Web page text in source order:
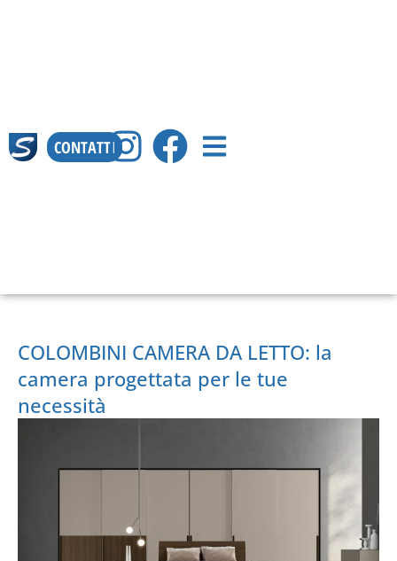
CONTATTI
COLOMBINI CAMERA DA LETTO: la
camera progettata per le tue
necessità